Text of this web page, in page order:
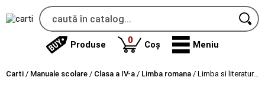
Produse 0produse
Coș Meniu
Carti / Manuale scolare / Clasa a IV-a / Limba romana / Limba si literatura romana. Manual pentru clasa a IV-a, semestrul I